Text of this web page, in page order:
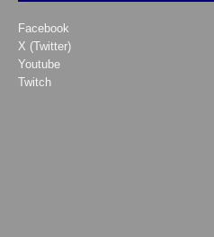
Facebook
X (Twitter)
Youtube
Twitch